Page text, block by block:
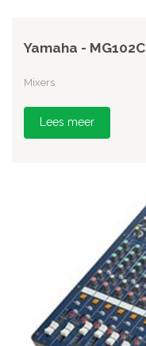
Yamaha - MG102C
Mixers
Lees meer